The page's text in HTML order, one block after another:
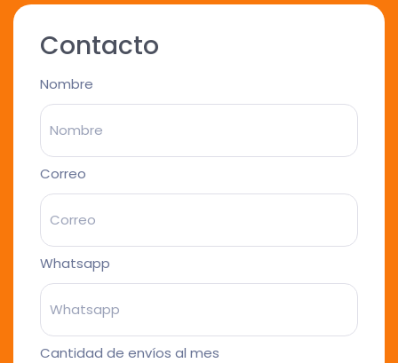
Contacto
Nombre
Correo
Whatsapp
Cantidad de envíos al mes